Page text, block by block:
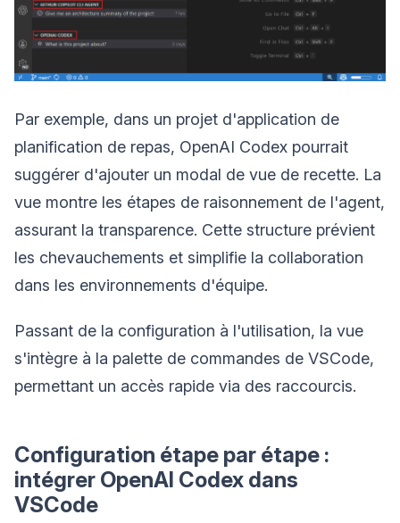
Par exemple, dans un projet d'application de
planification de repas, OpenAI Codex pourrait
suggérer d'ajouter un modal de vue de recette. La
vue montre les étapes de raisonnement de l'agent,
assurant la transparence. Cette structure prévient
les chevauchements et simplifie la collaboration
dans les environnements d'équipe.
Passant de la configuration à l'utilisation, la vue
s'intègre à la palette de commandes de VSCode,
permettant un accès rapide via des raccourcis.
Configuration étape par étape :
intégrer OpenAI Codex dans
VSCode